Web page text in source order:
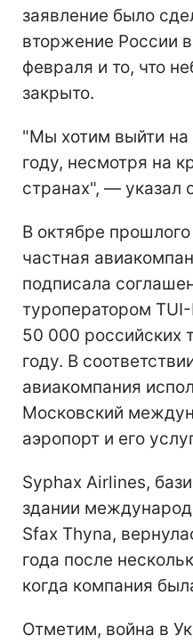
заявление было
вторжение России
февраля и то, что
закрыто.
"Мы хотим выйти на
году, несмотря на
странах", — указал
В октябре
частная
подписала
туроператором
50 000 российских
году. В
авиакомпания
Московский
аэропорт и его
Syphax Airlines,
здании
Sfax Thyna,
года после
когда компания
Отметим, война в